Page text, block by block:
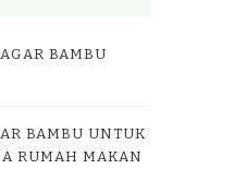
BAMBU
BAMBU UNTUK
RUMAH MAKAN